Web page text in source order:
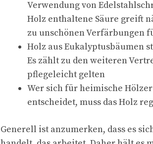
Verwendung von
Holz enthaltene Säure greift
zu unschönen Verfärbungen
Holz aus Eukalyptusbäumen
Es zählt zu den weiteren
pflegeleicht gelten
Wer sich für heimische
entscheidet, muss das Holz
Generell ist anzumerken, dass es